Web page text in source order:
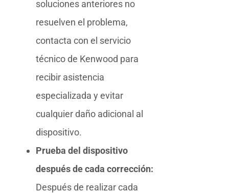
soluciones anteriores no
resuelven el problema,
contacta con el servicio
técnico de Kenwood para
recibir asistencia
especializada y evitar
cualquier daño adicional al
dispositivo.
Prueba del dispositivo
después de cada corrección:
Después de realizar cada